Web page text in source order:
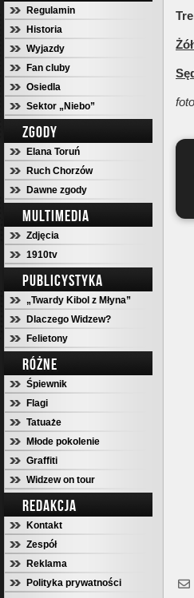
Regulamin
Historia
Wyjazdy
Fan cluby
Osiedla
Sektor „Niebo”
ZGODY
Elana Toruń
Ruch Chorzów
Dawne zgody
MULTIMEDIA
Zdjęcia
1910tv
PUBLICYSTYKA
„Twardy Kibol z Młyna”
Dlaczego Widzew?
Felietony
RÓŻNE
Śpiewnik
Flagi
Tatuaże
Młode pokolenie
Graffiti
Widzew on tour
REDAKCJA
Kontakt
Zespół
Reklama
Polityka prywatności